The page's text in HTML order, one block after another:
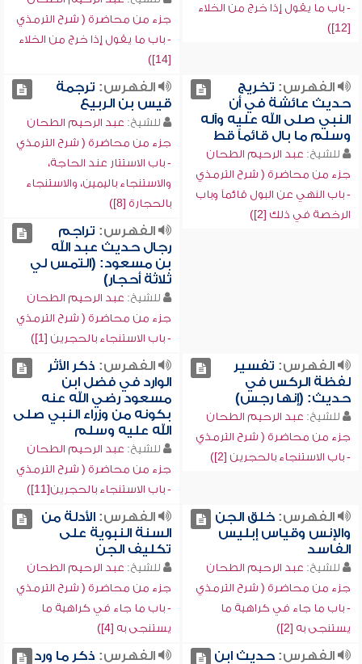
- باب ما يقول إذا خرج من الخلاء
[12])
جزء من محاضرة ( شرح الترمذي
- باب ما يقول إذا خرج من الخلاء
[14])
الفهرس: تخريج
حديث عائشة في أن
النبي صلى الله عليه وآله
وسلم ما بال قائماً قط
للشيخ: عبد الرحيم الطحان
جزء من محاضرة ( شرح الترمذي
- باب النهي عن البول قائماً وباب
الرخصة في ذلك [2])
الفهرس: ترجمة
قيس بن الربيع
للشيخ: عبد الرحيم الطحان
جزء من محاضرة ( شرح الترمذي
- باب الاستتار عند الحاجة،
والاستنجاء باليمين، والاستنجاء
بالحجارة [8])
الفهرس: تراجم
رجال حديث عبد الله
بن مسعود: (التمس لي
ثلاثة أحجار)
للشيخ: عبد الرحيم الطحان
جزء من محاضرة ( شرح الترمذي
- باب الاستنجاء بالحجرين [1])
الفهرس: تفسير
لفظة الركس في
حديث: (إنها رجس)
للشيخ: عبد الرحيم الطحان
جزء من محاضرة ( شرح الترمذي
- باب الاستنجاء بالحجرين [2])
الفهرس: ذكر الأثر
الوارد في فضل ابن
مسعود رضي الله عنه
بكونه من وزراء النبي صلى
الله عليه وسلم
للشيخ: عبد الرحيم الطحان
جزء من محاضرة ( شرح الترمذي
- باب الاستنجاء بالحجرين[11])
الفهرس:خلق الجن
والإنس وقياس إبليس
الفاسد
للشيخ: عبد الرحيم الطحان
جزء من محاضرة ( شرح الترمذي
- باب ما جاء في كراهية ما
يستنجى به [2])
الفهرس:الأدلة من
السنة النبوية على
تكليف الجن
للشيخ: عبد الرحيم الطحان
جزء من محاضرة ( شرح الترمذي
- باب ما جاء في كراهية ما
يستنجى به [4])
الفهرس:حديث ابن
الفهرس: ذكر ما ورد